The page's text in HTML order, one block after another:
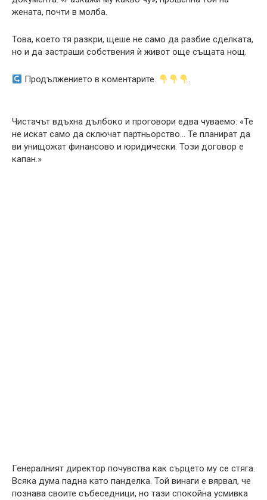
жената, почти в молба.
Това, което тя разкри, щеше не само да разбие сделката,
но и да застраши собствения ѝ живот още същата нощ.
Продължението в коментарите. .
Чистачът вдъхна дълбоко и проговори едва чуваемо: «Те
не искат само да сключат партньорство… Те планират да
ви унищожат финансово и юридически. Този договор е
капан.»
Генералният директор почувства как сърцето му се стяга.
Всяка дума падна като панделка. Той винаги е вярвал, че
познава своите събеседници, но тази спокойна усмивка